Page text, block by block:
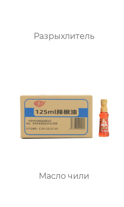
Разрыхлитель
Масло чили